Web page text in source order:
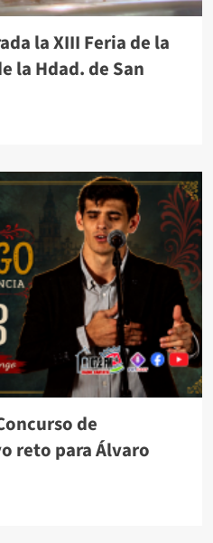
la XIII Feria de la
la Hdad. de San
de
reto para Álvaro